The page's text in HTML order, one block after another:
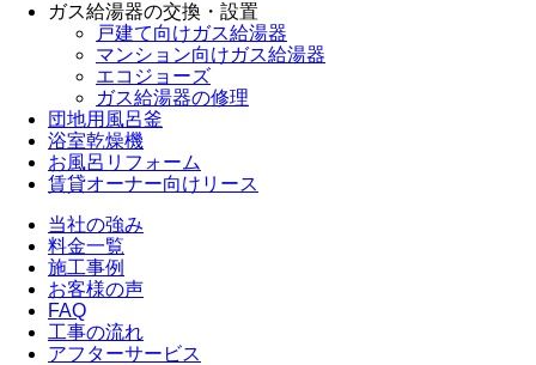
ガス給湯器の交換・設置
戸建て向けガス給湯器
マンション向けガス給湯器
エコジョーズ
ガス給湯器の修理
団地用風呂釜
浴室乾燥機
お風呂リフォーム
賃貸オーナー向けリース
当社の強み
料金一覧
施工事例
お客様の声
FAQ
工事の流れ
アフターサービス